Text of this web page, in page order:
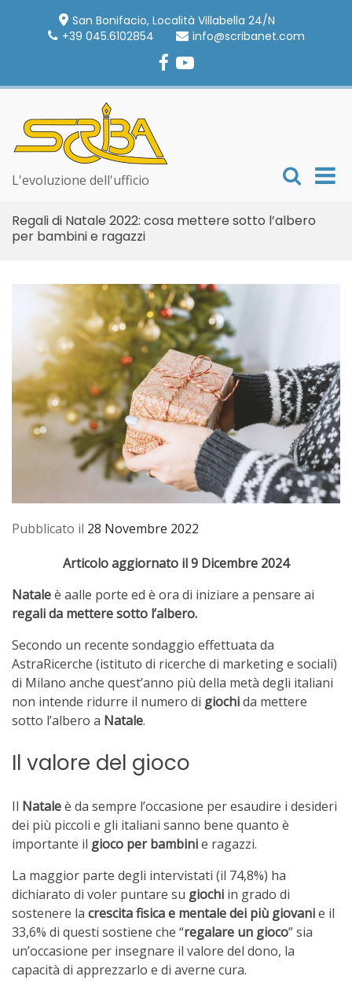
San Bonifacio, Località Villabella 24/N
+39 045.6102854
info@scribanet.com
Facebook
YouTube
Video
L'evoluzione dell'ufficio
Show
Formfor
Regali di Natale 2022: cosa mettere sotto l’albero
per bambini e ragazzi
Pubblicato il 28 Novembre 2022
Articolo aggiornato il 9 Dicembre 2024
Nataleè aalle porte ed è ora di iniziare a pensare ai
regali da mettere sotto l’albero.
Secondo un recente sondaggio effettuata da
AstraRicerche (istituto di ricerche di marketing e sociali)
di Milano anche quest’anno più della metà degli italiani
non intende ridurre il numero di giochida mettere
sotto l’albero a Natale.
Il valore del gioco
Il Nataleè da sempre l’occasione per esaudire i desideri
dei più piccoli e gli italiani sanno bene quanto è
importante il gioco per bambinie ragazzi.
La maggior parte degli intervistati (il 74,8%) ha
dichiarato di voler puntare su giochi in grado di
sostenere la crescita fisica e mentale dei più giovanie il
33,6% di questi sostiene che “regalare un gioco” sia
un’occasione per insegnare il valore del dono, la
capacità di apprezzarlo e di averne cura.